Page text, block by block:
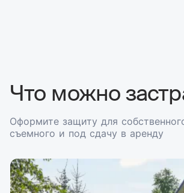
Что можно
Оформите защиту для
съемного и под сдачу в аренду